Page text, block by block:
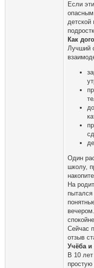
Если
Как
Лучший
Один
школу,
На
Сейчас
отзыв
Учёба и
В 10